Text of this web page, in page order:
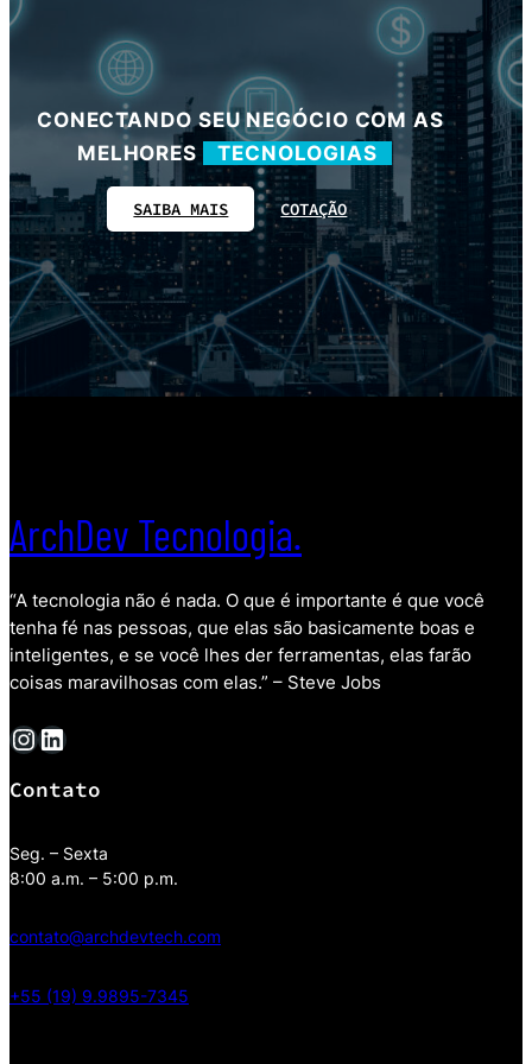
c
CONECTANDO SEU NEGÓCIO COM AS
MELHORES
TECNOLOGIAS
SAIBA MAIS COTAÇÃO
ArchDev Tecnologia.
“A tecnologia não é nada. O que é importante é que você
tenha fé nas pessoas, que elas são basicamente boas e
inteligentes, e se você lhes der ferramentas, elas farão
coisas maravilhosas com elas.” – Steve Jobs
InstagramLinkedIn
Contato
Seg. – Sexta
8:00 a.m. – 5:00 p.m.
contato@archdevtech.com
+55 (19) 9.9895-7345